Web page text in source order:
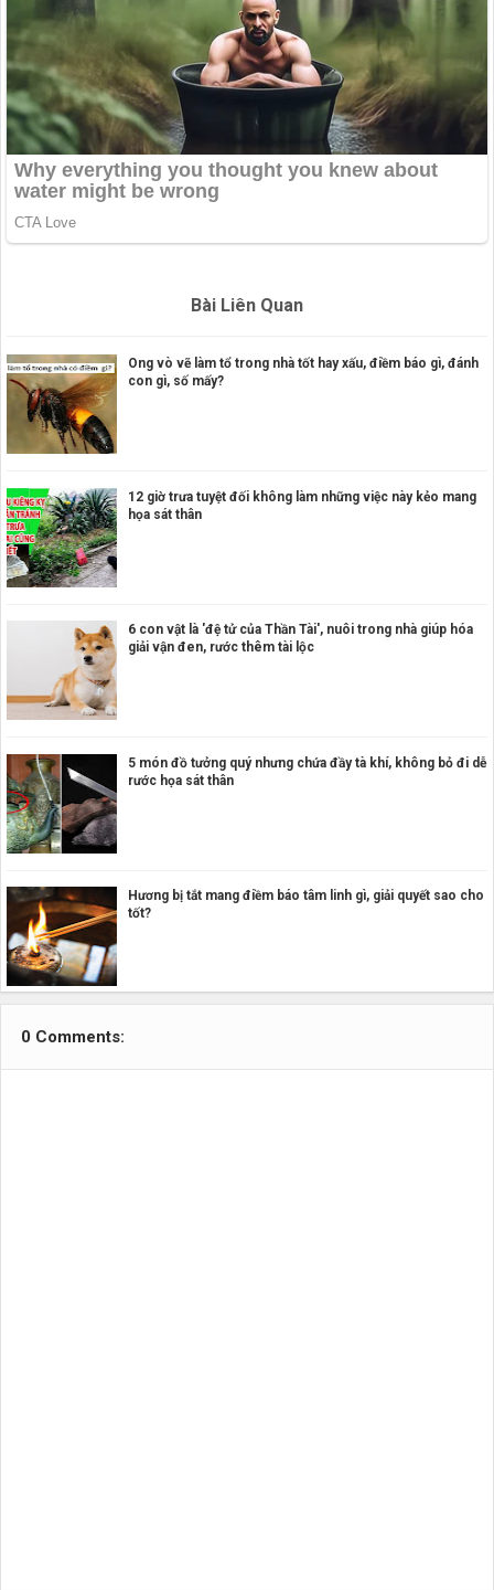
Bài Liên Quan
Ong vò vẽ làm tổ trong nhà tốt hay xấu, điềm báo gì, đánh
con gì, số mấy?
12 giờ trưa tuyệt đối không làm những việc này kẻo mang
họa sát thân
6 con vật là 'đệ tử của Thần Tài', nuôi trong nhà giúp hóa
giải vận đen, rước thêm tài lộc
5 món đồ tưởng quý nhưng chứa đầy tà khí, không bỏ đi dễ
rước họa sát thân
Hương bị tắt mang điềm báo tâm linh gì, giải quyết sao cho
tốt?
0 Comments: